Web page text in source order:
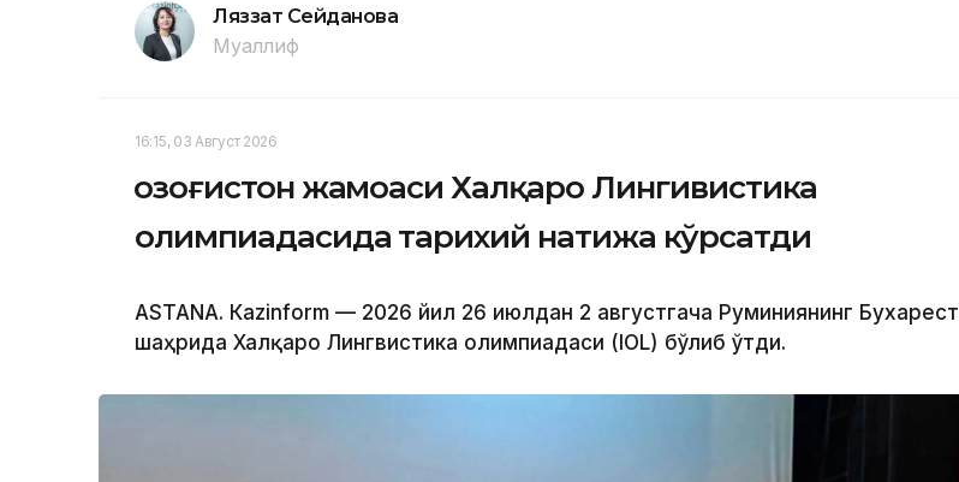
Ляззат Сейданова
Муаллиф
16:15, 03 Август 2026
Қозоғистон жамоаси Халқаро Лингивистика
олимпиадасида тарихий натижа кўрсатди
ASTANА. Кazinform — 2026 йил 26 июлдан 2 августгача Руминиянинг Бухарест
шаҳрида Халқаро Лингвистика олимпиадаси (IOL) бўлиб ўтди.